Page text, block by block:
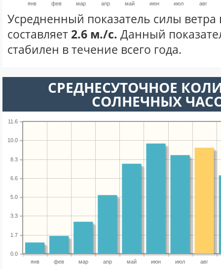
янв фев мар апр май июн июл авг
Усредненный показатель силы ветра
составляет 2.6 м./с. Данный
стабилен в течение всего года.
СРЕДНЕСУТОЧНОЕ
СОЛНЕЧНЫХ
янв фев мар апр май июн июл авг
0.0
1.7
3.3
5.0
6.6
8.3
10.0
11.6